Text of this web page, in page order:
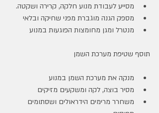
מסייע לעבודת מנוע חלקה, קרירה ושקטה.
מספק הגנה מוגברת מפני שחיקה ובלאי
מנטרל ומגן מחומצות הפוגעות במנוע
תוסף שטיפת מערכת השמן
מנקה את מערכת השמן במנוע
מסיר בוצה, לקה ומשקעים מזיקים
משחרר מרימים הידראולים ושסתומים